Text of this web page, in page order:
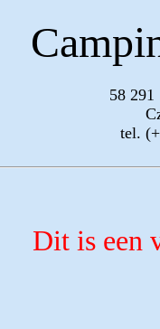
58 291
tel.
Dit is een